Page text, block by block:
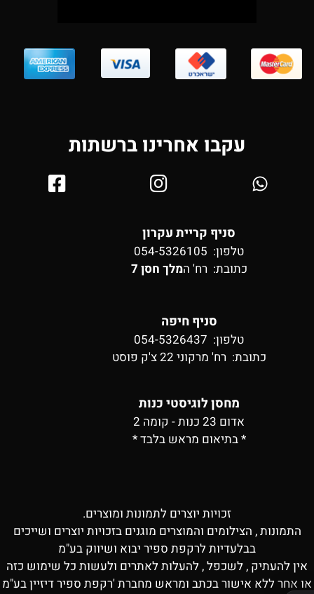
עקבו אחרינו ברשתות
סניף קריית עקרון
טלפון: 054-5326105
כתובת: רח' המלך חסן 7
סניף חיפה
טלפון: 054-5326437
כתובת: רח' מרקוני 22 צ'ק פוסט
מחסן לוגיסטי כנות
אדום 23 כנות - קומה 2
* בתיאום מראש בלבד *
זכויות יוצרים לתמונות ומוצרים.
התמונות , הצילומים והמוצרים מוגנים בזכויות יוצרים ושייכים
בבלעדיות לרקפת ספיר יבוא ושיווק בע"מ
אין להעתיק , לשכפל , להעלות לאתרים ולעשות כל שימוש כזה
או אחר ללא אישור בכתב ומראש מחברת 'רקפת ספיר דיזיין בע"מ
✕